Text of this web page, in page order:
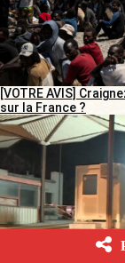
[VOTRE AVIS]
sur la France ?